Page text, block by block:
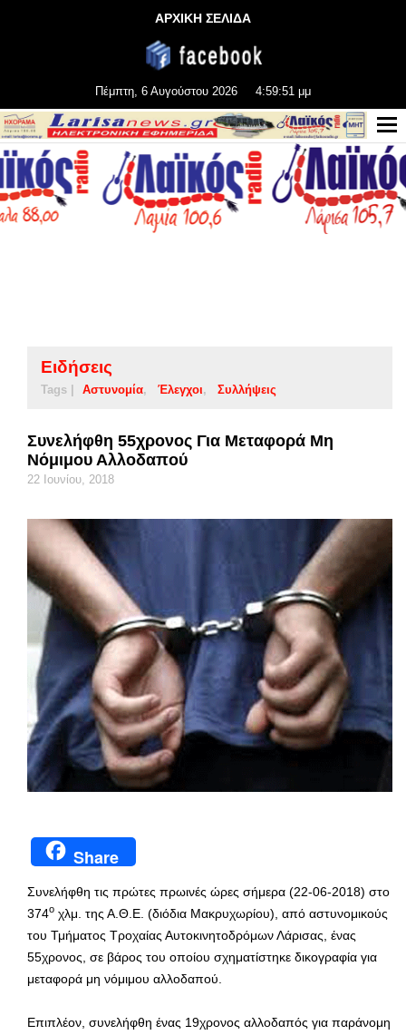
ΑΡΧΙΚΗ ΣΕΛΙΔΑ
Πέμπτη, 6 Αυγούστου 2026 4:59:51 μμ
Ειδήσεις
Tags | Αστυνομία Έλεγχοι Συλλήψεις
Συνελήφθη 55χρονος Για Μεταφορά Μη
Νόμιμου Αλλοδαπού
22 Ιουνίου, 2018
Share
Συνελήφθη τις πρώτες πρωινές ώρες σήμερα (22-06-2018) στο
374ο χλμ. της Α.Θ.Ε. (διόδια Μακρυχωρίου), από αστυνομικούς
του Τμήματος Τροχαίας Αυτοκινητοδρόμων Λάρισας, ένας
55χρονος, σε βάρος του οποίου σχηματίστηκε δικογραφία για
μεταφορά μη νόμιμου αλλοδαπού.
Επιπλέον, συνελήφθη ένας 19χρονος αλλοδαπός για παράνομη